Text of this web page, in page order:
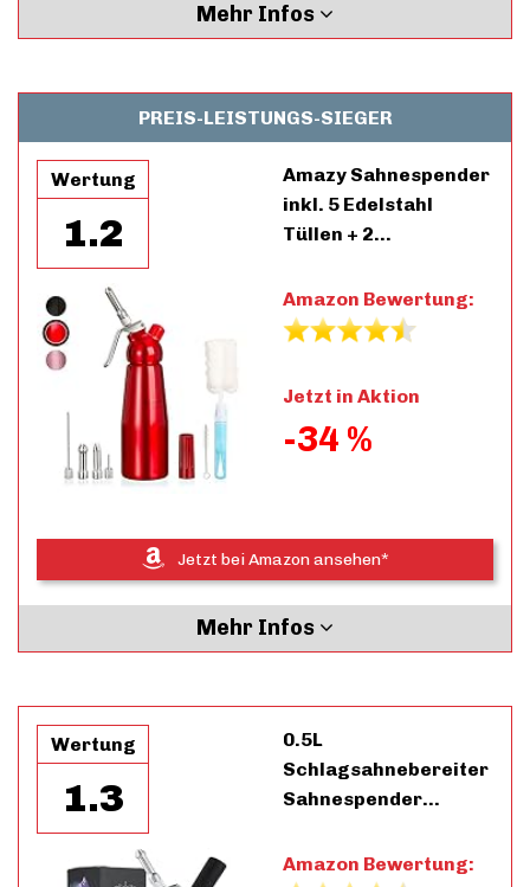
Mehr Infos
PREIS-LEISTUNGS-SIEGER
Wertung
1.2
Amazy Sahnespender
inkl. 5 Edelstahl
Tüllen + 2…
Amazon Bewertung:
Jetzt in Aktion
-34 %
Jetzt bei Amazon ansehen*
Mehr Infos
Wertung
1.3
0.5L
Schlagsahnebereiter
Sahnespender…
Amazon Bewertung: